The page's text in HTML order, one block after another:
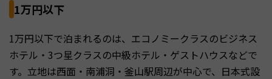
1万円以下
1万円以下で泊まれるのは、エコノミークラスのビジネス
ホテル・3つ星クラスの中級ホテル・ゲストハウスなどで
す。立地は西面・南浦洞・釜山駅周辺が中心で、日本式設